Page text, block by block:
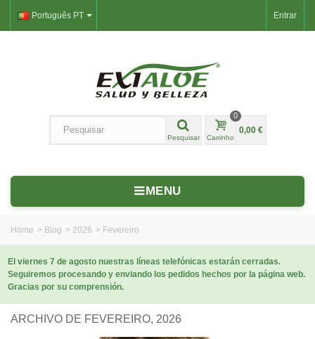
Entrar
Português PT
Pesquisar Carrinho
0
0,00 €
MENU
Home > Blog > 2026 > Fevereiro
El viernes 7 de agosto nuestras líneas telefónicas estarán cerradas.
Seguiremos procesando y enviando los pedidos hechos por la página web.
Gracias por su comprensión.
ARCHIVO DE FEVEREIRO, 2026